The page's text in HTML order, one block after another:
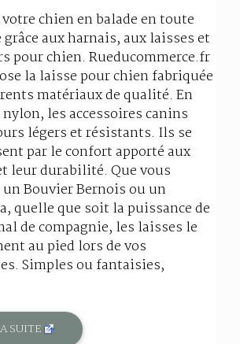
chien en balade en toute
aux harnais, aux laisses et
pour chien. Rueducommerce.fr
la laisse pour chien fabriquée
matériaux de qualité. En
les accessoires canins
légers et résistants. Ils se
par le confort apporté aux
leur durabilité. Que vous
Bouvier Bernois ou un
quelle que soit la puissance de
de compagnie, les laisses le
au pied lors de vos
Simples ou fantaisies,
SUITE